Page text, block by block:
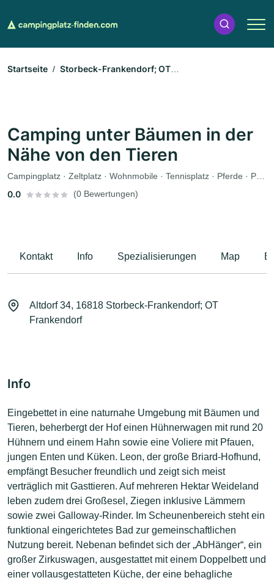
Startseite
Storbeck-Frankendorf; OT
Camping unter Bäumen in der
Nähe von den Tieren
Campingplatz · Zeltplatz · Wohnmobile · Tennisplatz · Pferde · Parkplätze
0.0 (0 Bewertungen)
Kontakt Info Spezialisierungen Map
Altdorf 34, 16818 Storbeck-Frankendorf; OT
Frankendorf
Info
Eingebettet in eine naturnahe Umgebung mit Bäumen und
Tieren, beherbergt der Hof einen Hühnerwagen mit rund 20
Hühnern und einem Hahn sowie eine Voliere mit Pfauen,
jungen Enten und Küken. Leon, der große Briard-Hofhund,
empfängt Besucher freundlich und zeigt sich meist
verträglich mit Gasttieren. Auf mehreren Hektar Weideland
leben zudem drei Großesel, Ziegen inklusive Lämmern
sowie zwei Galloway-Rinder. Im Scheunenbereich steht ein
funktional eingerichtetes Bad zur gemeinschaftlichen
Nutzung bereit. Nebenan befindet sich der „AbHänger“, ein
großer Zirkuswagen, ausgestattet mit einem Doppelbett und
einer vollausgestatteten Küche, der eine behagliche